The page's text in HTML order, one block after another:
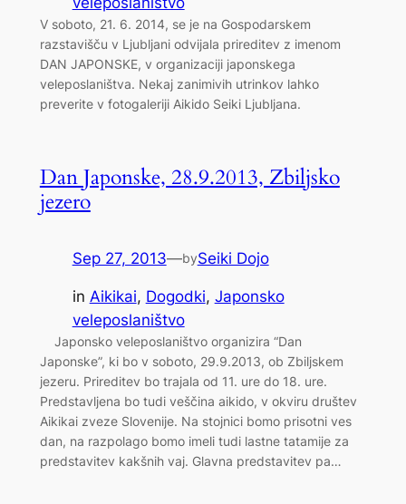
V soboto, 21. 6. 2014, se je na Gospodarskem
razstavišču v Ljubljani odvijala prireditev z imenom
DAN JAPONSKE, v organizaciji japonskega
veleposlaništva. Nekaj zanimivih utrinkov lahko
preverite v fotogaleriji Aikido Seiki Ljubljana.
Dan Japonske, 28.9.2013, Zbiljsko
jezero
Sep 27, 2013—bySeiki Dojo
in Aikikai, Dogodki, Japonsko
veleposlaništvo
Japonsko veleposlaništvo organizira “Dan
Japonske”, ki bo v soboto, 29.9.2013, ob Zbiljskem
jezeru. Prireditev bo trajala od 11. ure do 18. ure.
Predstavljena bo tudi veščina aikido, v okviru društev
Aikikai zveze Slovenije. Na stojnici bomo prisotni ves
dan, na razpolago bomo imeli tudi lastne tatamije za
predstavitev kakšnih vaj. Glavna predstavitev pa…